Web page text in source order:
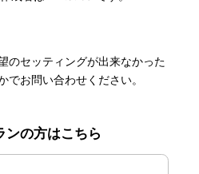
のセッティングが出来なかった
でお問い合わせください。
ンの方はこちら